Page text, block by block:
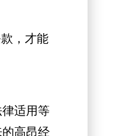
，才能
适用等
高昂经